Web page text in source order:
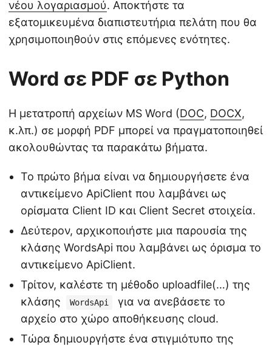
νέου λογαριασμού. Αποκτήστε τα
εξατομικευμένα διαπιστευτήρια πελάτη που θα
χρησιμοποιηθούν στις επόμενες ενότητες.
Word σε PDF σε Python
Η μετατροπή αρχείων MS Word (DOC, DOCX,
κ.λπ.) σε μορφή PDF μπορεί να πραγματοποιηθεί
ακολουθώντας τα παρακάτω βήματα.
Το πρώτο βήμα είναι να δημιουργήσετε ένα
αντικείμενο ApiClient που λαμβάνει ως
ορίσματα Client ID και Client Secret στοιχεία.
Δεύτερον, αρχικοποιήστε μια παρουσία της
κλάσης WordsApi που λαμβάνει ως όρισμα το
αντικείμενο ApiClient.
Τρίτον, καλέστε τη μέθοδο uploadfile(…) της
κλάσης
WordsApi
για να ανεβάσετε το
αρχείο στο χώρο αποθήκευσης cloud.
Τώρα δημιουργήστε ένα στιγμιότυπο της